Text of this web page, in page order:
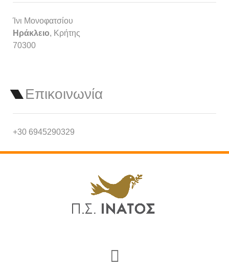
Ίνι Μονοφατσίου
Ηράκλειο, Κρήτης
70300
Επικοινωνία
+30 6945290329